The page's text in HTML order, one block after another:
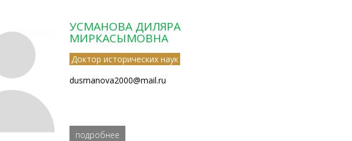
УСМАНОВА ДИЛЯРА
МИРКАСЫМОВНА
Доктор исторических наук
dusmanova2000@mail.ru
подробнее